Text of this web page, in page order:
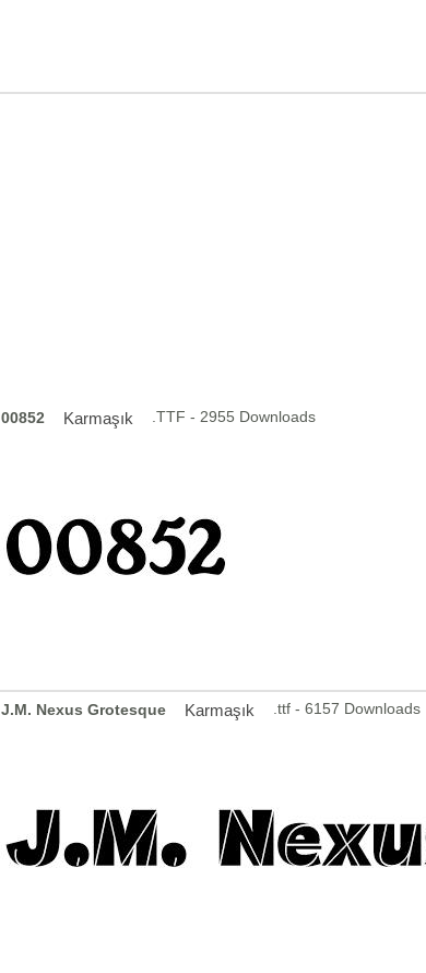
00852 Karmaşık .TTF - 2955 Downloads
J.M. Nexus Grotesque Karmaşık .ttf - 6157 Downloads